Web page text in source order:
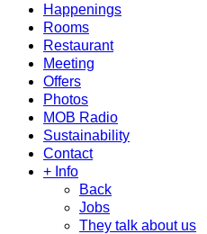
Happenings
Rooms
Restaurant
Meeting
Offers
Photos
MOB Radio
Sustainability
Contact
+ Info
Back
Jobs
They talk about us